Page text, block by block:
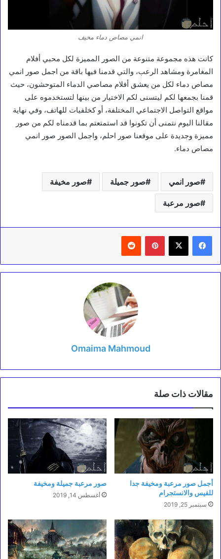
انمي مصاص دماء مخيف
كانت هذه مجموعة متنوعة من الصور المميزة لكل محبي أفلام
المغامرة ومشاهد الرعب، والتي قدمنا فيها باقة من اجمل صور انمي
مصاص دماء لكل من يعشق أفلام مصاصي الدماء المتوحشون، حيث
قمنا بجمعها لكم ليتسنى لكم الاختيار من بينها لتستخدموه على
مواقع التواصل الاجتماعي المختلفة، أو كخلفيات للهاتف، وفي نهاية
مقالنا اليوم نتمنى أن تكونوا قد استمتعتم بما قدمناه لكم من صور
مميزة وجديدة على موقعنا صور احلم، واجمل الصور صور انمي
مصاص دماء.
صور انمي صور جميلة صور مخيفة
صور مرعبة
بينتيريست
Omaima Mahmoud
مقالات ذات صلة
أجمل صور مرعبة ومخيفة جدا
للفيس والانستجرام
سبتمبر 25, 2019
صور مرعبة جميلة ومخيفة
أغسطس 14, 2019